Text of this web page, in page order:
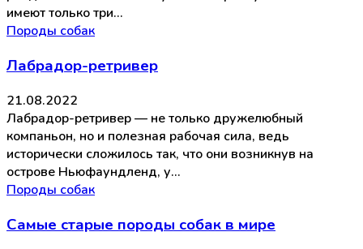
имеют только три…
Породы собак
Лабрадор-ретривер
21.08.2022
Лабрадор-ретривер — не только дружелюбный
компаньон, но и полезная рабочая сила, ведь
исторически сложилось так, что они возникнув на
острове Ньюфаундленд, у…
Породы собак
Самые старые породы собак в мире